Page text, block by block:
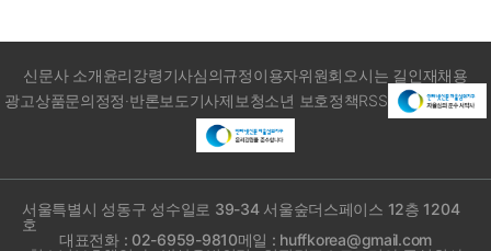
신문사 소개윤리강령기사심의규정이용자위원회 오시는 길인재채용
광고상품문의정정·반론보도기사제보청소년 보호정책RSS
서울특별시 성동구 성수일로 39-34 서울숲더스페이스 12층 1204
호
대표전화 : 02-6959-9810메일 : huffkorea@gmail.com